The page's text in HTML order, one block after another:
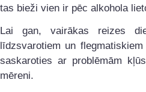
tas bieži vien ir pēc alkohola
Lai gan, vairākas reizes
līdzsvarotiem un
saskaroties ar problēmām
mēreni.